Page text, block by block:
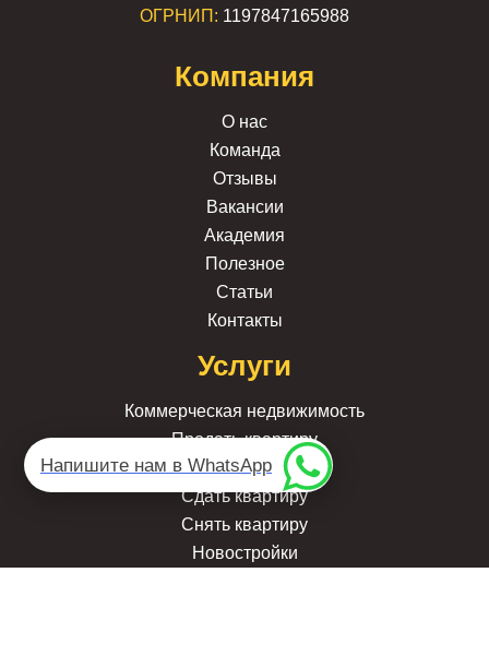
ОГРНИП: 1197847165988
Компания
О нас
Команда
Отзывы
Вакансии
Академия
Полезное
Статьи
Контакты
Услуги
Коммерческая недвижимость
Продать квартиру
Купить квартиру
Сдать квартиру
Снять квартиру
Новостройки
Напишите нам в WhatsApp